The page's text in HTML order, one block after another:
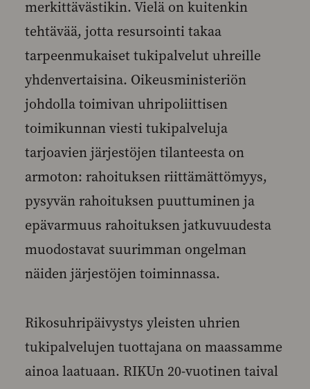
merkittävästikin. Vielä on kuitenkin
tehtävää, jotta resursointi takaa
tarpeenmukaiset tukipalvelut uhreille
yhdenvertaisina. Oikeusministeriön
johdolla toimivan uhripoliittisen
toimikunnan viesti tukipalveluja
tarjoavien järjestöjen tilanteesta on
armoton: rahoituksen riittämättömyys,
pysyvän rahoituksen puuttuminen ja
epävarmuus rahoituksen jatkuvuudesta
muodostavat suurimman ongelman
näiden järjestöjen toiminnassa.
Rikosuhripäivystys yleisten uhrien
tukipalvelujen tuottajana on maassamme
ainoa laatuaan. RIKUn 20-vuotinen taival